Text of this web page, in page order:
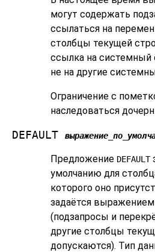
могут содержать
ссылаться на
столбцы текущей
ссылка на системный
не на другие
Ограничение с
наследоваться
DEFAULT
Предложение DEFAULT
умолчанию для
которого оно
задаётся
(подзапросы и
другие столбцы
допускаются). Тип